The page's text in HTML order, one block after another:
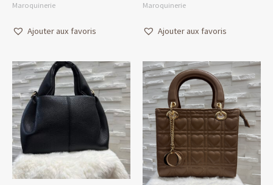
Maroquinerie
Ajouter aux favoris
Maroquinerie
Ajouter aux favoris